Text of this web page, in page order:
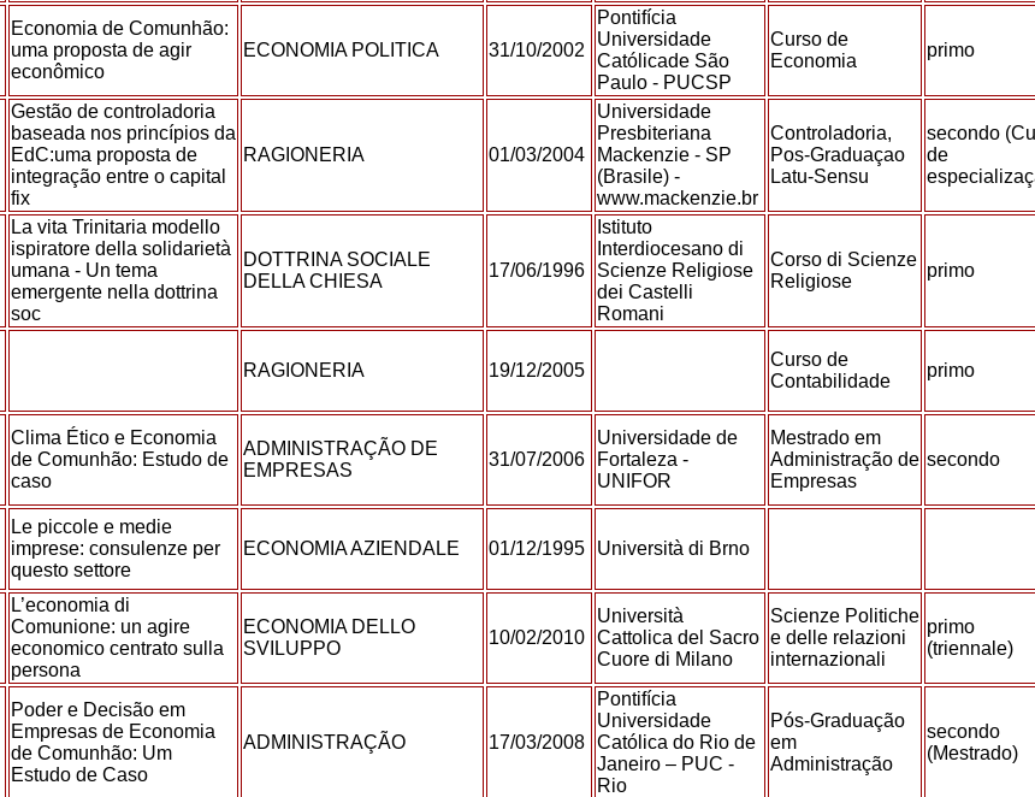
Economia de Comunhão:
uma proposta de agir
econômico
ECONOMIA POLITICA 31/10/2002
Pontifícia
Universidade
Católicade São
Paulo - PUCSP
Curso de
Economia
primo
Gestão de controladoria
baseada nos princípios da
EdC:uma proposta de
integração entre o capital
fix
RAGIONERIA 01/03/2004
Universidade
Presbiteriana
Mackenzie - SP
(Brasile) -
www.mackenzie.br
Controladoria,
Pos-Graduaçao
Latu-Sensu
secondo
de
La vita Trinitaria modello
ispiratore della solidarietà
umana - Un tema
emergente nella dottrina
soc
DOTTRINA SOCIALE
DELLA CHIESA
17/06/1996
Istituto
Interdiocesano di
Scienze Religiose
dei Castelli
Romani
Corso di Scienze
Religiose
primo
RAGIONERIA 19/12/2005
Curso de
Contabilidade
primo
Clima Ético e Economia
de Comunhão: Estudo de
caso
ADMINISTRAÇÃO DE
EMPRESAS
31/07/2006
Universidade de
Fortaleza -
UNIFOR
Mestrado em
Administração de
Empresas
secondo
Le piccole e medie
imprese: consulenze per
questo settore
ECONOMIA AZIENDALE 01/12/1995 Università di Brno
L’economia di
Comunione: un agire
economico centrato sulla
persona
ECONOMIA DELLO
SVILUPPO
10/02/2010
Università
Cattolica del Sacro
Cuore di Milano
Scienze Politiche
e delle relazioni
internazionali
primo
(triennale)
Poder e Decisão em
Empresas de Economia
de Comunhão: Um
Estudo de Caso
ADMINISTRAÇÃO 17/03/2008
Pontifícia
Universidade
Católica do Rio de
Janeiro – PUC -
Rio
Pós-Graduação
em
Administração
secondo
(Mestrado)